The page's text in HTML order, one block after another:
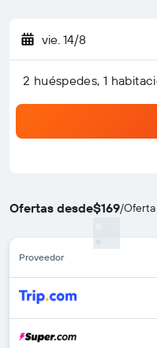
vie. 14/8
2 huéspedes, 1
Ofertas desde$169/Oferta
Proveedor